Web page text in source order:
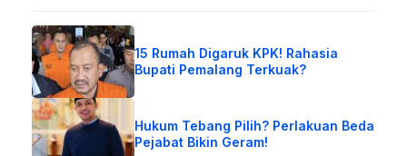
15 Rumah Digaruk KPK! Rahasia
Bupati Pemalang Terkuak?
Hukum Tebang Pilih? Perlakuan Beda
Pejabat Bikin Geram!